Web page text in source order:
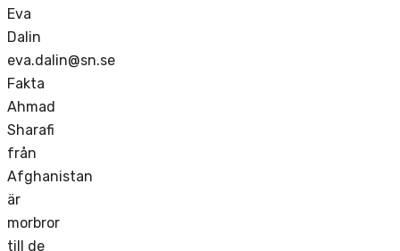
Eva
Dalin
eva.dalin@sn.se
Fakta
Ahmad
Sharafi
från
Afghanistan
är
morbror
till de